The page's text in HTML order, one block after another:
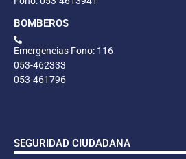
BOMBEROS
Emergencias Fono: 116
053-462333
053-461796
SEGURIDAD CIUDADANA